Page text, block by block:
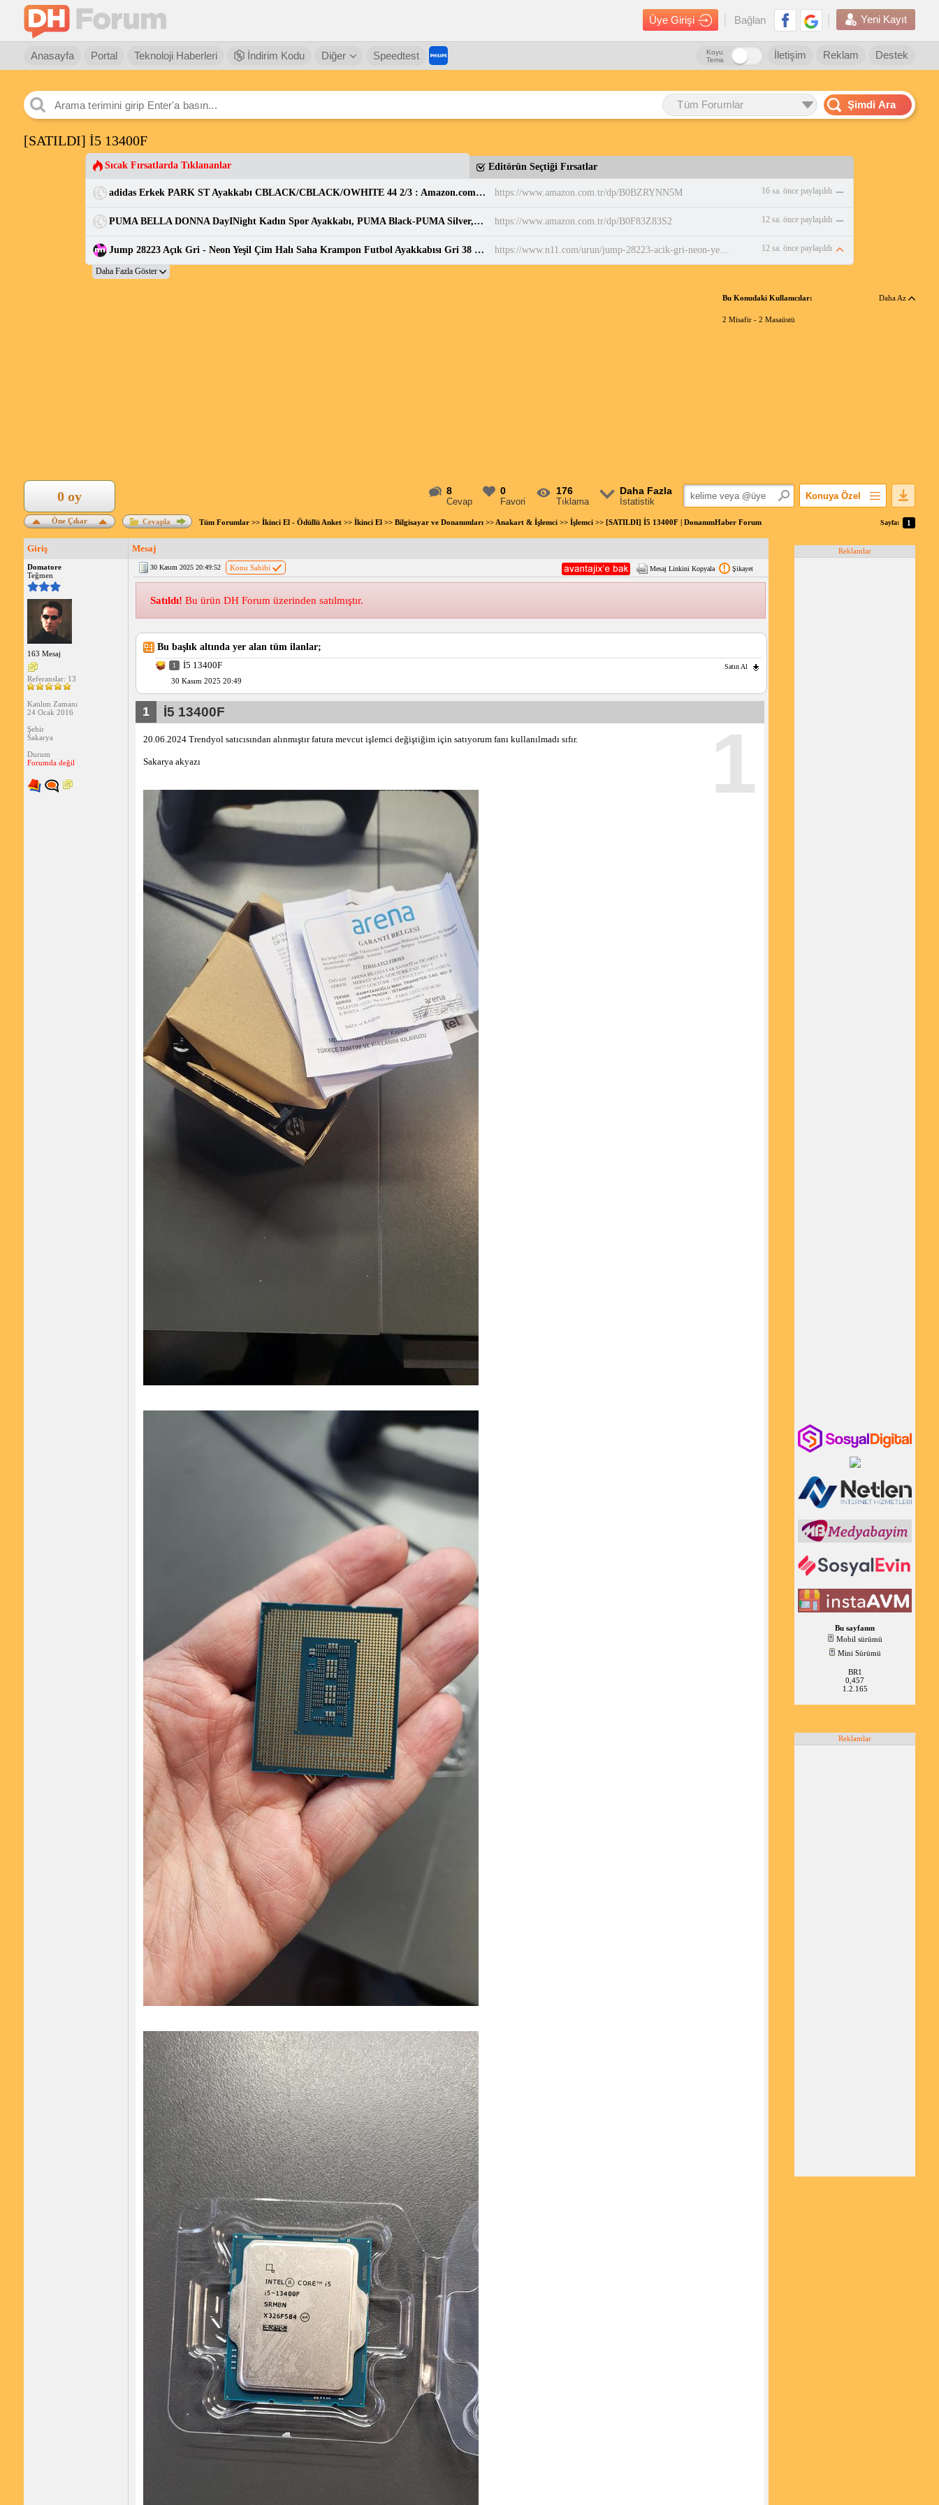
Üye Girişi Bağlan Yeni Kayıt
Anasayfa Portal Teknoloji Haberleri İndirim Kodu Diğer Speedtest Destek
Reklam
İletişim
Koyu
Tema
Tüm Forumlar Şimdi Ara
[SATILDI] İ5 13400F
Sıcak Fırsatlarda Tıklananlar Editörün Seçtiği Fırsatlar
adidas Erkek PARK ST Ayakkabı CBLACK/CBLACK/OWHITE 44 2/3 : Amazon.com.tr: Moda https://www.amazon.com.tr/dp/B0BZRYNN5M 16 sa. önce paylaşıldı
PUMA BELLA DONNA DayINight Kadın Spor Ayakkabı, PUMA Black-PUMA Silver, 35.5 : Amazon.com.tr: Moda https://www.amazon.com.tr/dp/B0F83Z83S2 12 sa. önce paylaşıldı
Jump 28223 Açık Gri - Neon Yeşil Çim Halı Saha Krampon Futbol Ayakkabısı Gri 38 Fiyatları ve Özellikleri https://www.n11.com/urun/jump-28223-acik-gri-neon-yesil-cim-hali-saha-krampon-futbol-ayakkabisi-37895229?numara=38&amp;magaza=korayspor 12 sa. önce paylaşıldı
Bu Konudaki Kullanıcılar: Daha Az
2 Misafir - 2 Masaüstü
8
Cevap
0
Favori
176
Tıklama
Daha Fazla
İstatistik
Konuya Özel
Popüler Mesajlar
Öne Çıkar
0 oy
Cevapla Tüm Forumlar>> İkinci El - Ödüllü Anket>> İkinci El>> Bilgisayar ve Donanımları>> Anakart & İşlemci>> İşlemci>> [SATILDI] İ5 13400F | DonanımHaber Forum Sayfa: 1
Giriş Mesaj
Domatore
Teğmen
163 Mesaj
Referanslar: 13
Katılım Zamanı
24 Ocak 2016
Şehir
Sakarya
Durum
Forumda değil
30 Kasım 2025 20:49:52 Konu Sahibi Mesaj Linkini Kopyala Şikayet
Satıldı! Bu ürün DH Forum üzerinden satılmıştır.
Bu başlık altında yer alan tüm ilanlar;
1 İ5 13400F Satın Al
30 Kasım 2025 20:49
1
1 İ5 13400F
20.06.2024 Trendyol satıcısından alınmıştır fatura mevcut işlemci değiştiğim için satıyorum fanı kullanılmadı sıfır.
Sakarya akyazı
Reklamlar
Bu sayfanın
Mobil sürümü
Mini Sürümü
BR1
0,457
1.2.165
Reklamlar